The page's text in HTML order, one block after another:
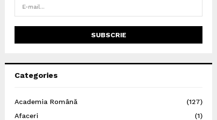
Categories
Academia Română
(127)
Afaceri
(1)